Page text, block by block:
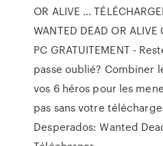
OR ALIVE …
WANTED DEAD OR ALIVE
PC GRATUITEMENT -
passe oublié? Combiner
vos 6 héros pour les
pas sans votre
Desperados: Wanted